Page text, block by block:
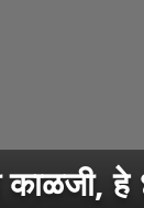
हे